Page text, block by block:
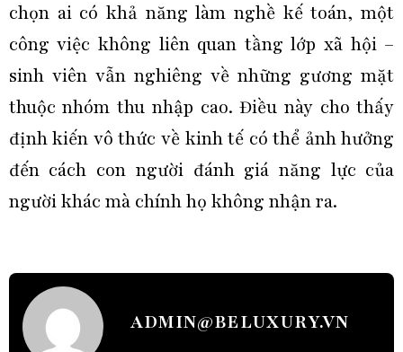
chọn ai có khả năng làm nghề kế toán, một
công việc không liên quan tầng lớp xã hội –
sinh viên vẫn nghiêng về những gương mặt
thuộc nhóm thu nhập cao. Điều này cho thấy
định kiến vô thức về kinh tế có thể ảnh hưởng
đến cách con người đánh giá năng lực của
người khác mà chính họ không nhận ra.
ADMIN@BELUXURY.VN